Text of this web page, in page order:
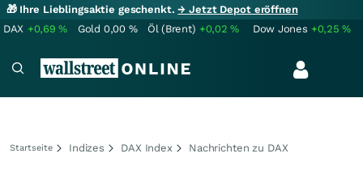
🎁 Ihre Lieblingsaktie geschenkt.→ Jetzt Depot eröffnen
DAX +0,69% Gold 0,00 % Öl (Brent) +0,02% Dow Jones +0,25%
Startseite Indizes DAX Index Nachrichten zu DAX